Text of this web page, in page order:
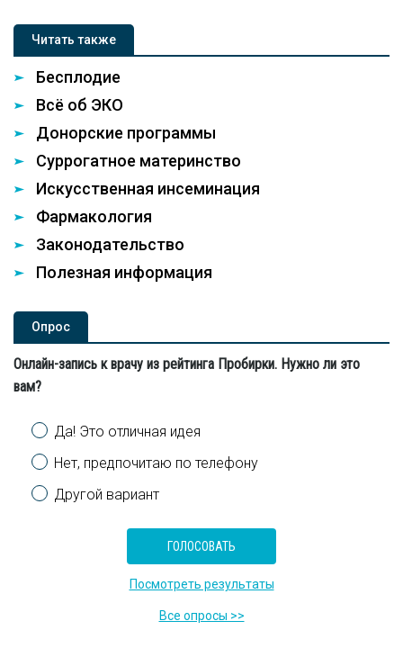
Читать также
Бесплодие
Всё об ЭКО
Донорские программы
Суррогатное материнство
Искусственная инсеминация
Фармакология
Законодательство
Полезная информация
Опроc
Онлайн-запись к врачу из рейтинга Пробирки. Нужно ли это
вам?
Варианты
Да! Это отличная идея
Нет, предпочитаю по телефону
Другой вариант
Посмотреть результаты
Все опросы >>